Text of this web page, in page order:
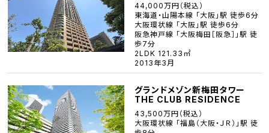
44,000万円（税込）
東海道・山陽本線 「大阪」駅 徒歩6分
大阪環状線 「大阪」駅 徒歩6分
阪急神戸線 「大阪梅田［阪急］」駅 徒
歩7分
2LDK 121.33㎡
2013年3月
グランドメゾン新梅田タワー
THE CLUB RESIDENCE
43,500万円（税込）
大阪環状線 「福島（大阪・ＪＲ）」駅 徒